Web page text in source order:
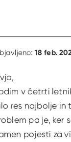
18 feb.
v četrti
res najbolje in
pa je, ker
pojesti za